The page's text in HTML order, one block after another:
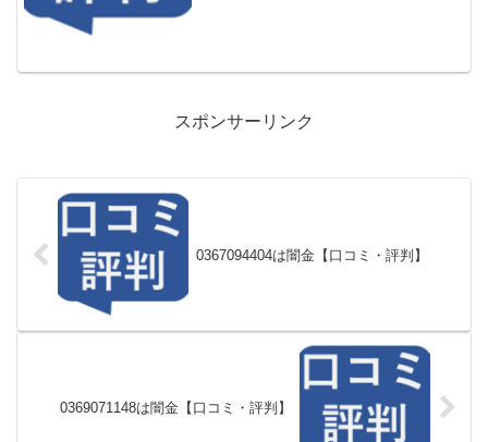
スポンサーリンク
0367094404は闇金【口コミ・評判】
0369071148は闇金【口コミ・評判】